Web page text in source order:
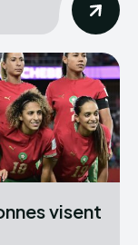
visent